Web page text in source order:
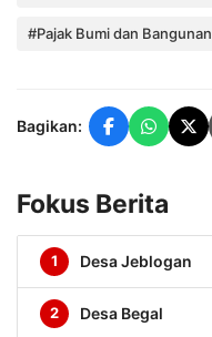
#Pajak Bumi dan Bangunan
Bagikan:
Fokus Berita
1 Desa Jeblogan
2 Desa Begal